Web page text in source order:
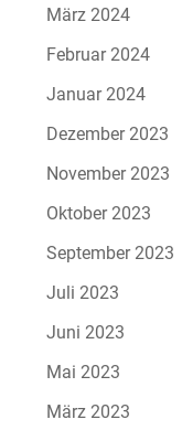
März 2024
Februar 2024
Januar 2024
Dezember 2023
November 2023
Oktober 2023
September 2023
Juli 2023
Juni 2023
Mai 2023
März 2023